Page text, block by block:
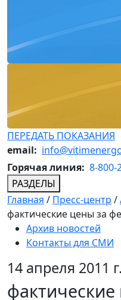
ПЕРЕДАТЬ ПОКАЗАНИЯ
email:
Горячая линия: 8-800-
РАЗДЕЛЫ
Главная / Пресс-центр /
фактические цены за
Архив новостей
Контакты для СМИ
14 апреля 2011 г.